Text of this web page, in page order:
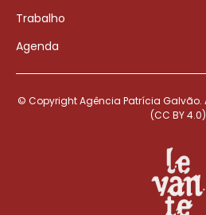
Trabalho
Agenda
© Copyright Agência Patrícia Galvão.
(CC BY 4.0)